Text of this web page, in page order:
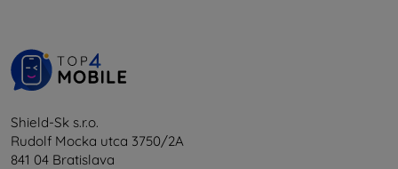
Shield-Sk s.r.o.
Rudolf Mocka utca 3750/2A
841 04 Bratislava